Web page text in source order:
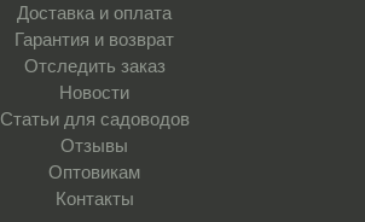
Доставка и оплата
Гарантия и возврат
Отследить заказ
Новости
Статьи для садоводов
Отзывы
Оптовикам
Контакты